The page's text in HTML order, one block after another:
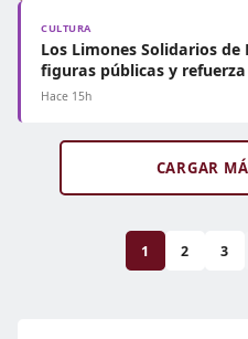
CULTURA
Los Limones Solidarios
figuras públicas y
Hace 15h
CARGAR
1 2 3